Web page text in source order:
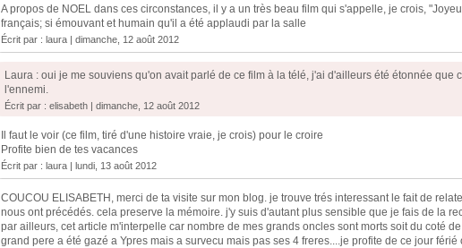
A propos de NOEL dans ces circonstances, il y a un très beau film qui s'appelle, je crois,
français; si émouvant et humain qu'il a été applaudi par la salle
Écrit par : laura | dimanche, 12 août 2012
Laura : oui je me souviens qu'on avait parlé de ce film à la télé, j'ai d'ailleurs été étonnée que
l'ennemi.
Écrit par : elisabeth | dimanche, 12 août 2012
Il faut le voir (ce film, tiré d'une histoire vraie, je crois) pour le croire
Profite bien de tes vacances
Écrit par : laura | lundi, 13 août 2012
COUCOU ELISABETH, merci de ta visite sur mon blog. je trouve trés interessant le fait de
nous ont précédés. cela preserve la mémoire. j'y suis d'autant plus sensible que je fais de la
par ailleurs, cet article m'interpelle car nombre de mes grands oncles sont morts soit du coté
grand pere a été gazé a Ypres mais a survecu mais pas ses 4 freres....je profite de ce jour